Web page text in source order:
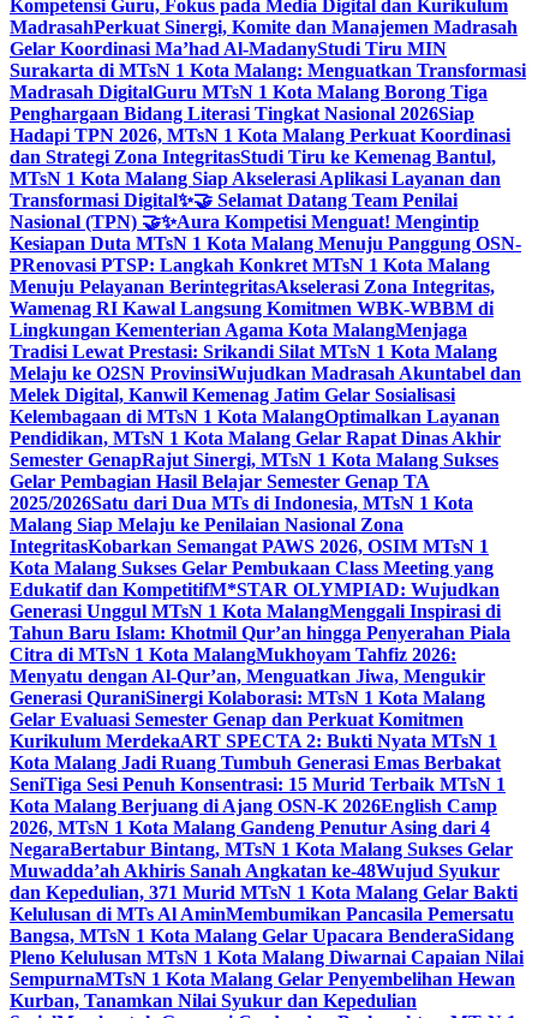
Kompetensi Guru, Fokus pada Media Digital dan Kurikulum
MadrasahPerkuat Sinergi, Komite dan Manajemen Madrasah
Gelar Koordinasi Ma’had Al-MadanyStudi Tiru MIN
Surakarta di MTsN 1 Kota Malang: Menguatkan Transformasi
Madrasah DigitalGuru MTsN 1 Kota Malang Borong Tiga
Penghargaan Bidang Literasi Tingkat Nasional 2026Siap
Hadapi TPN 2026, MTsN 1 Kota Malang Perkuat Koordinasi
dan Strategi Zona IntegritasStudi Tiru ke Kemenag Bantul,
MTsN 1 Kota Malang Siap Akselerasi Aplikasi Layanan dan
Transformasi Digital✨🤝 Selamat Datang Team Penilai
Nasional (TPN) 🤝✨Aura Kompetisi Menguat! Mengintip
Kesiapan Duta MTsN 1 Kota Malang Menuju Panggung OSN-
PRenovasi PTSP: Langkah Konkret MTsN 1 Kota Malang
Menuju Pelayanan BerintegritasAkselerasi Zona Integritas,
Wamenag RI Kawal Langsung Komitmen WBK-WBBM di
Lingkungan Kementerian Agama Kota MalangMenjaga
Tradisi Lewat Prestasi: Srikandi Silat MTsN 1 Kota Malang
Melaju ke O2SN ProvinsiWujudkan Madrasah Akuntabel dan
Melek Digital, Kanwil Kemenag Jatim Gelar Sosialisasi
Kelembagaan di MTsN 1 Kota MalangOptimalkan Layanan
Pendidikan, MTsN 1 Kota Malang Gelar Rapat Dinas Akhir
Semester GenapRajut Sinergi, MTsN 1 Kota Malang Sukses
Gelar Pembagian Hasil Belajar Semester Genap TA
2025/2026Satu dari Dua MTs di Indonesia, MTsN 1 Kota
Malang Siap Melaju ke Penilaian Nasional Zona
IntegritasKobarkan Semangat PAWS 2026, OSIM MTsN 1
Kota Malang Sukses Gelar Pembukaan Class Meeting yang
Edukatif dan KompetitifM*STAR OLYMPIAD: Wujudkan
Generasi Unggul MTsN 1 Kota MalangMenggali Inspirasi di
Tahun Baru Islam: Khotmil Qur’an hingga Penyerahan Piala
Citra di MTsN 1 Kota MalangMukhoyam Tahfiz 2026:
Menyatu dengan Al-Qur’an, Menguatkan Jiwa, Mengukir
Generasi QuraniSinergi Kolaborasi: MTsN 1 Kota Malang
Gelar Evaluasi Semester Genap dan Perkuat Komitmen
Kurikulum MerdekaART SPECTA 2: Bukti Nyata MTsN 1
Kota Malang Jadi Ruang Tumbuh Generasi Emas Berbakat
SeniTiga Sesi Penuh Konsentrasi: 15 Murid Terbaik MTsN 1
Kota Malang Berjuang di Ajang OSN-K 2026English Camp
2026, MTsN 1 Kota Malang Gandeng Penutur Asing dari 4
NegaraBertabur Bintang, MTsN 1 Kota Malang Sukses Gelar
Muwadda’ah Akhiris Sanah Angkatan ke-48Wujud Syukur
dan Kepedulian, 371 Murid MTsN 1 Kota Malang Gelar Bakti
Kelulusan di MTs Al AminMembumikan Pancasila Pemersatu
Bangsa, MTsN 1 Kota Malang Gelar Upacara BenderaSidang
Pleno Kelulusan MTsN 1 Kota Malang Diwarnai Capaian Nilai
SempurnaMTsN 1 Kota Malang Gelar Penyembelihan Hewan
Kurban, Tanamkan Nilai Syukur dan Kepedulian